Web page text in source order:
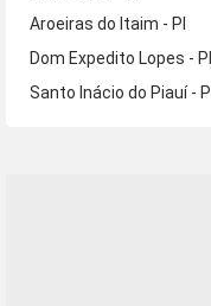
Aroeiras do Itaim - PI
Dom Expedito Lopes - PI
Santo Inácio do Piauí - PI